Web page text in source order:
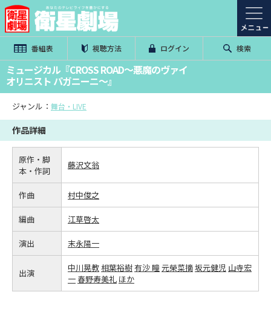
番組表 視聴方法 ログイン 検索
ミュージカル『CROSS ROAD～悪魔のヴァイ
オリニスト パガニーニ～』
ジャンル： 舞台・LIVE
作品詳細
原作・脚
本・作詞
藤沢文翁
作曲 村中俊之
編曲 江草啓太
演出 末永陽一
出演 中川晃教相葉裕樹有沙 瞳元榮菜摘坂元健児 山寺宏
一 春野寿美礼 ほか